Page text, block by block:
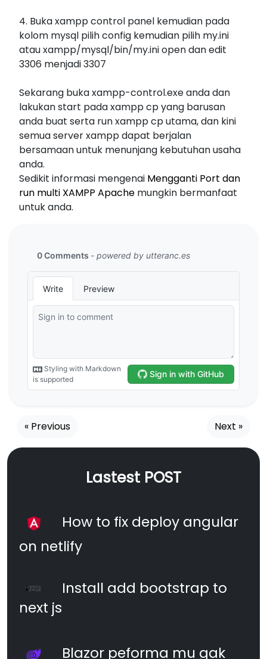
4. Buka xampp control panel kemudian pada
kolom mysql pilih config kemudian pilih my.ini
atau xampp/mysql/bin/my.ini open dan edit
3306 menjadi 3307
Sekarang buka xampp-control.exe anda dan
lakukan start pada xampp cp yang barusan
anda buat serta run xampp cp utama, dan kini
semua server xampp dapat berjalan
bersamaan untuk menunjang kebutuhan usaha
anda.
Sedikit informasi mengenai Mengganti Port dan
run multi XAMPP Apache mungkin bermanfaat
untuk anda.
« Previous Next »
Lastest POST
How to fix deploy angular
on netlify
Install add bootstrap to
next js
Blazor peforma mu gak